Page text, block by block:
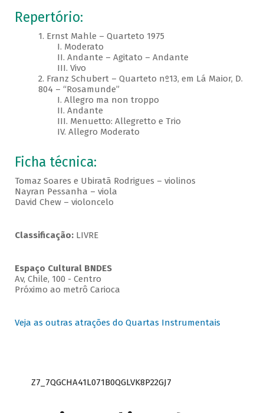
Repertório:
1. Ernst Mahle – Quarteto 1975
I. Moderato
II. Andante – Agitato – Andante
III. Vivo
2. Franz Schubert – Quarteto nº13, em Lá Maior, D.
804 – “Rosamunde”
I. Allegro ma non troppo
II. Andante
III. Menuetto: Allegretto e Trio
IV. Allegro Moderato
Ficha técnica:
Tomaz Soares e Ubiratã Rodrigues – violinos
Nayran Pessanha – viola
David Chew – violoncelo
Classificação:LIVRE
Espaço Cultural BNDES
Av, Chile, 100 - Centro
Próximo ao metrô Carioca
Veja as outras atrações do Quartas Instrumentais
Z7_7QGCHA41L071B0QGLVK8P22GJ7